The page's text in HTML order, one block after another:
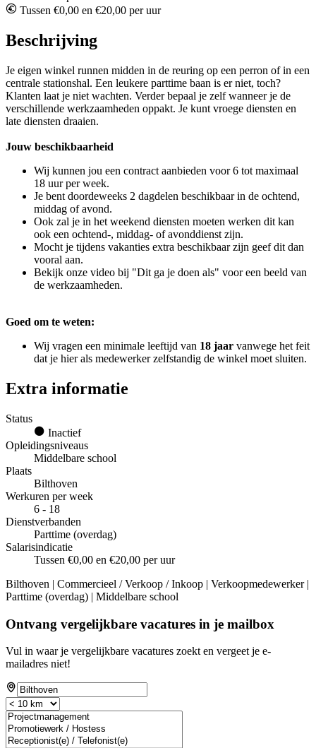
Tussen €0,00 en €20,00 per uur
Beschrijving
Je eigen winkel runnen midden in de reuring op een perron of in een
centrale stationshal. Een leukere parttime baan is er niet, toch?
Klanten laat je niet wachten. Verder bepaal je zelf wanneer je de
verschillende werkzaamheden oppakt. Je kunt vroege diensten en
late diensten draaien.
Jouw beschikbaarheid
Wij kunnen jou een contract aanbieden voor 6 tot maximaal
18 uur per week.
Je bent doordeweeks 2 dagdelen beschikbaar in de ochtend,
middag of avond.
Ook zal je in het weekend diensten moeten werken dit kan
ook een ochtend-, middag- of avonddienst zijn.
Mocht je tijdens vakanties extra beschikbaar zijn geef dit dan
vooral aan.
Bekijk onze video bij "Dit ga je doen als" voor een beeld van
de werkzaamheden.
Goed om te weten:
Wij vragen een minimale leeftijd van 18 jaar vanwege het feit
dat je hier als medewerker zelfstandig de winkel moet sluiten.
Extra informatie
Status
Inactief
Opleidingsniveaus
Middelbare school
Plaats
Bilthoven
Werkuren per week
6 - 18
Dienstverbanden
Parttime (overdag)
Salarisindicatie
Tussen €0,00 en €20,00 per uur
Bilthoven | Commercieel / Verkoop / Inkoop | Verkoopmedewerker |
Parttime (overdag) | Middelbare school
Ontvang vergelijkbare vacatures in je mailbox
Vul in waar je vergelijkbare vacatures zoekt en vergeet je e-
mailadres niet!